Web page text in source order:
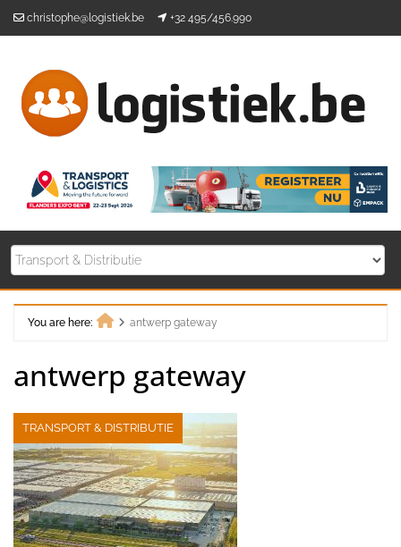
christophe@logistiek.be +32 495/456.990
You are here:
antwerp gateway
antwerp gateway
TRANSPORT & DISTRIBUTIE